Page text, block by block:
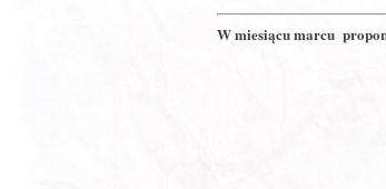
W miesiącu marcu